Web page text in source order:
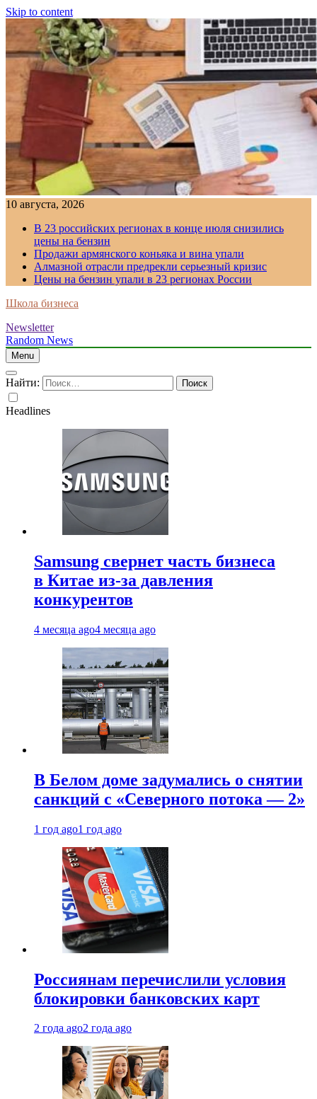
Skip to content
10 августа, 2026
В 23 российских регионах в конце июля снизились
цены на бензин
Продажи армянского коньяка и вина упали
Алмазной отрасли предрекли серьезный кризис
Цены на бензин упали в 23 регионах России
Школа бизнеса
Newsletter
Random News
Menu
Найти:
Headlines
Samsung свернет часть бизнеса
в Китае из-за давления
конкурентов
4 месяца ago4 месяца ago
В Белом доме задумались о снятии
санкций с «Северного потока — 2»
1 год ago1 год ago
Россиянам перечислили условия
блокировки банковских карт
2 года ago2 года ago